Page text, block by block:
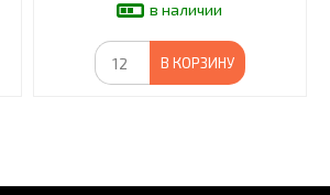
в наличии
В КОРЗИНУ